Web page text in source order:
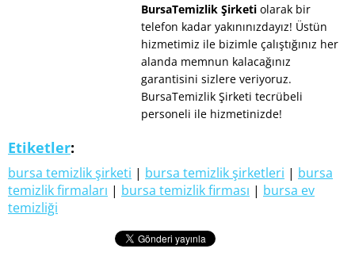
BursaTemizlik Şirketiolarak bir
telefon kadar yakınınızdayız! Üstün
hizmetimiz ile bizimle çalıştığınız her
alanda memnun kalacağınız
garantisini sizlere veriyoruz.
BursaTemizlik Şirketi tecrübeli
personeli ile hizmetinizde!
Etiketler:
bursa temizlik şirketi | bursa temizlik şirketleri | bursa
temizlik firmaları | bursa temizlik firması | bursa ev
temizliği